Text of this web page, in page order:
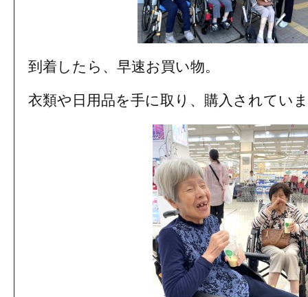
到着したら、早速お買い物。
衣類や日用品を手に取り、購入されてい